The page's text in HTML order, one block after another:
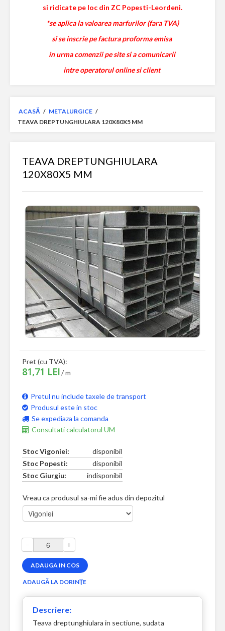
si ridicate pe loc din ZC Popesti-Leordeni.
*se aplica la valoarea marfurilor (fara TVA)
si se inscrie pe factura proforma emisa
in urma comenzii pe site si a comunicarii
intre operatorul online si client
ACASĂ / METALURGICE /
TEAVA DREPTUNGHIULARA 120X80X5 MM
TEAVA DREPTUNGHIULARA
120X80X5 MM
Pret (cu TVA):
81,71 LEI/ m
Pretul nu include taxele de transport
Produsul este in stoc
Se expediaza la comanda
Consultati calculatorul UM
Stoc Vigoniei:
disponibil
Stoc Popesti:
disponibil
Stoc Giurgiu:
indisponibil
Vreau ca produsul sa-mi fie adus din depozitul
– +
Descriere:
Teava dreptunghiulara in sectiune, sudata